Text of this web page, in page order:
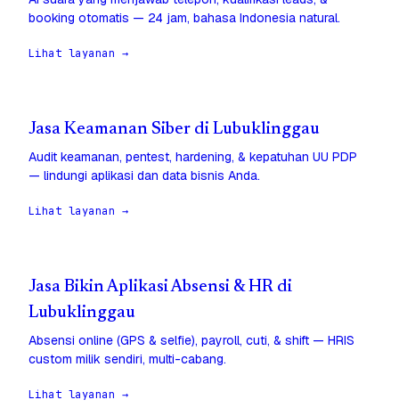
booking otomatis — 24 jam, bahasa Indonesia natural.
Lihat layanan →
Jasa Keamanan Siber di Lubuklinggau
Audit keamanan, pentest, hardening, & kepatuhan UU PDP
— lindungi aplikasi dan data bisnis Anda.
Lihat layanan →
Jasa Bikin Aplikasi Absensi & HR di
Lubuklinggau
Absensi online (GPS & selfie), payroll, cuti, & shift — HRIS
custom milik sendiri, multi-cabang.
Lihat layanan →